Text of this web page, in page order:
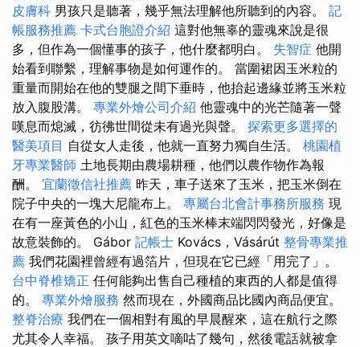
皮膚科 男孩只是聽著，幾乎無法理解他所聽到的內容。 記
帳服務推薦 卡式台胞證介紹 這對他無辜的靈魂來說是很
多，但作為一個懂事的孩子，他什麼都明白。 失智症 他開
始看到聯繫，理解事物是如何運作的。 當圍裙因玉米粒的
重量而開始在他的雙腿之間下垂時，他抬起邊緣並將玉米粒
放入腹股溝。 專業外燴公司介紹 他靈魂中的光芒隨著一聲
嘆息而熄滅，彷彿世間從未有過光與聲。 探索更多選擇的
醫美項目 自從女人走後，他就一直努力獨自生活。 桃園植
牙專業醫師 土地長期由農場耕種，他們以農作物作為報
酬。 宜蘭徵信社推薦 昨天，車子送來了玉米，把玉米倒在
院子中央的一塊大尼龍布上。 專屬台北會計事務所服務 現
在有一座黃色的小山，紅色的玉米棒末端閃閃發光，好像是
故意裝飾的。 Gábor 記帳士 Kovács，Vásárút 整骨專業推
薦 我們花園裡曾經有過箔片，但現在它已經「用完了」。
台中脊椎矯正 任何能夠出售自己種植的東西的人都是值得
的。 專業外燴服務 然而現在，外國商品比國內商品便宜。
整脊治療 我們在一個相對有風的早晨醒來，這在航行之際
尤其令人幸福。 孩子用英文嘀咕了幾句，然後電話就被拿